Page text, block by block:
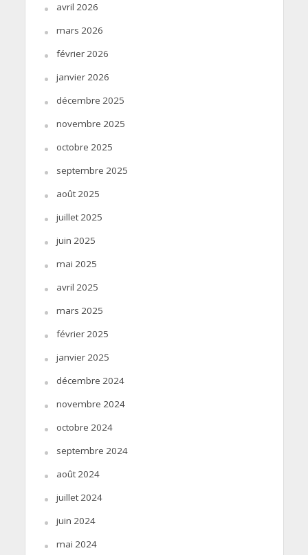
avril 2026
mars 2026
février 2026
janvier 2026
décembre 2025
novembre 2025
octobre 2025
septembre 2025
août 2025
juillet 2025
juin 2025
mai 2025
avril 2025
mars 2025
février 2025
janvier 2025
décembre 2024
novembre 2024
octobre 2024
septembre 2024
août 2024
juillet 2024
juin 2024
mai 2024